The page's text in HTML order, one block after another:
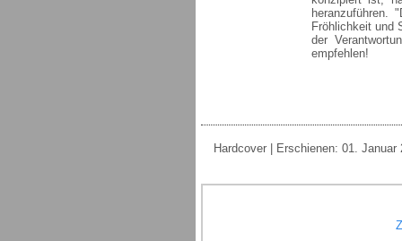
heranzuführen.
Fröhlichkeit und
der
empfehlen!
Hardcover | Erschienen: 01.